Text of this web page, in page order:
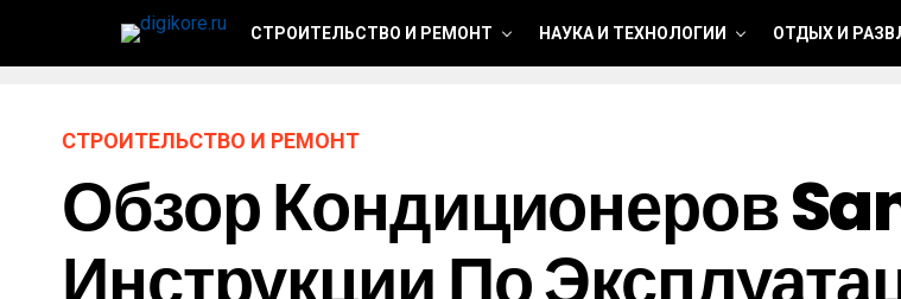
СТРОИТЕЛЬСТВО И РЕМОНТ НАУКА И ТЕХНОЛОГИИ ОТДЫХ И
СТРОИТЕЛЬСТВО И РЕМОНТ
Обзор Кондиционеров